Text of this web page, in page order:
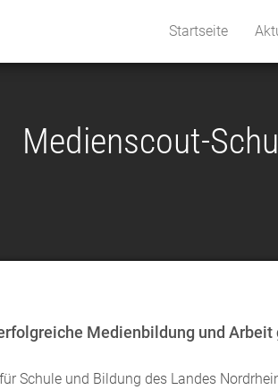
Startseite
Medienscout-
Medienbildung und
Schule und Bildung des Landes